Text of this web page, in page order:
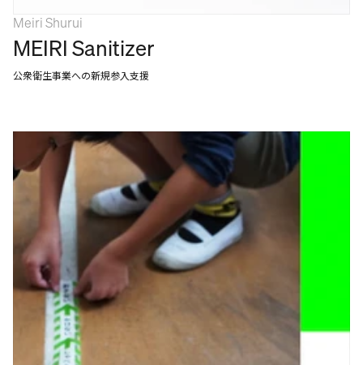
Meiri Shurui
MEIRI Sanitizer
公衆衛生事業への新規参入支援